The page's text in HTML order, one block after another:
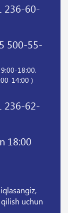
236-60-
500-55-
18:00,
14:00 )
236-62-
18:00
uchun